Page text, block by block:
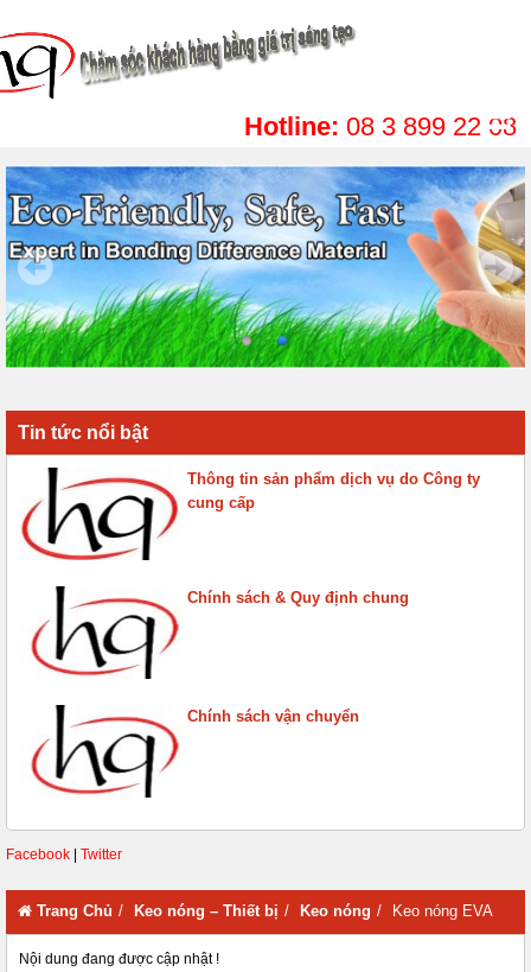
Hotline: 08 3 899 22 08
Tin tức nổi bật
Thông tin sản phẩm dịch vụ do Công ty
cung cấp
Chính sách & Quy định chung
Chính sách vận chuyển
Facebook | Twitter
Trang Chủ Keo nóng – Thiết bị Keo nóng Keo nóng EVA
Nội dung đang được cập nhật !